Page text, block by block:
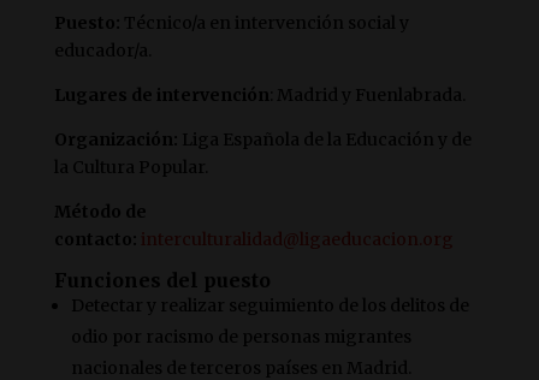
Puesto: Técnico/a en intervención social y
educador/a.
Lugares de intervención : Madrid y Fuenlabrada.
Organización: Liga Española de la Educación y de
la Cultura Popular.
Método de
contacto: interculturalidad@ligaeducacion.org
Funciones del puesto
Detectar y realizar seguimiento de los delitos de
odio por racismo de personas migrantes
nacionales de terceros países en Madrid.